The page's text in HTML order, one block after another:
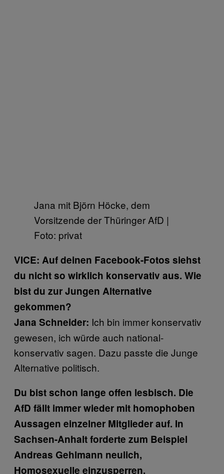
Jana mit Björn Höcke, dem
Vorsitzende der Thüringer AfD |
Foto: privat
VICE: Auf deinen Facebook-Fotos siehst
du nicht so wirklich konservativ aus. Wie
bist du zur Jungen Alternative
gekommen?
Jana Schneider: Ich bin immer konservativ
gewesen, ich würde auch national-
konservativ sagen. Dazu passte die Junge
Alternative politisch.
Du bist schon lange offen lesbisch. Die
AfD fällt immer wieder mit homophoben
Aussagen einzelner Mitglieder auf. In
Sachsen-Anhalt forderte zum Beispiel
Andreas Gehlmann neulich,
Homosexuelle einzusperren.